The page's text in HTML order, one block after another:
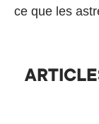
ce que les